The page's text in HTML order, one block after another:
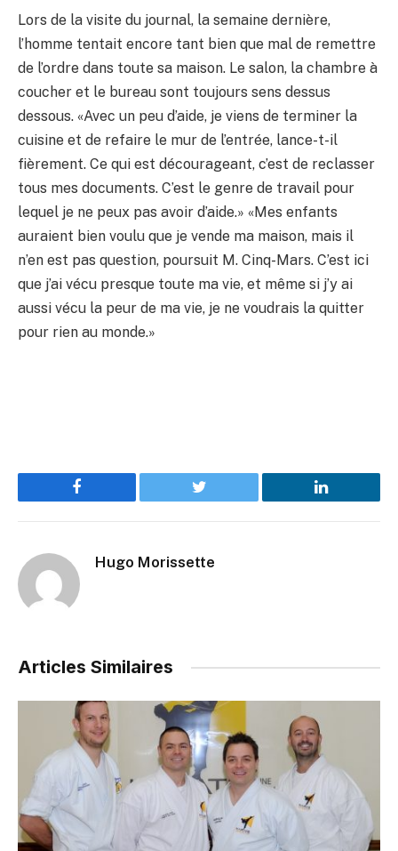
Lors de la visite du journal, la semaine dernière,
l’homme tentait encore tant bien que mal de remettre
de l’ordre dans toute sa maison. Le salon, la chambre à
coucher et le bureau sont toujours sens dessus
dessous. «Avec un peu d’aide, je viens de terminer la
cuisine et de refaire le mur de l’entrée, lance-t-il
fièrement. Ce qui est décourageant, c’est de reclasser
tous mes documents. C’est le genre de travail pour
lequel je ne peux pas avoir d’aide.» «Mes enfants
auraient bien voulu que je vende ma maison, mais il
n’en est pas question, poursuit M. Cinq-Mars. C’est ici
que j’ai vécu presque toute ma vie, et même si j’y ai
aussi vécu la peur de ma vie, je ne voudrais la quitter
pour rien au monde.»
Facebook Twitter LinkedIn
Hugo Morissette
Articles Similaires